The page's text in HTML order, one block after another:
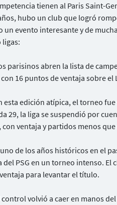
tienen al Paris Saint-
hubo un club que logró
evento interesante y de
ligas:
parisinos abren la lista de
16 puntos de ventaja sobre el
esta edición atípica, el torneo
29, la liga se suspendió por
ventaja y partidos menos
de los años históricos en el
PSG en un torneo intenso.
para levantar el título.
control volvió a caer en manos